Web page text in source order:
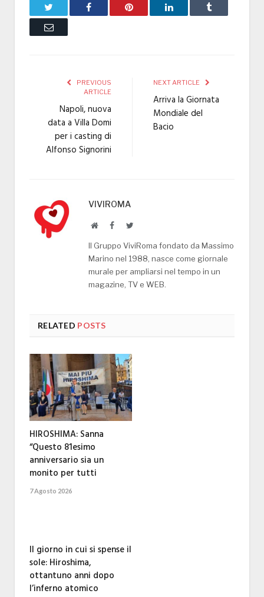
Facebook Pinterest LinkedIn Tumblr
Email
PREVIOUS
ARTICLE
Napoli, nuova
data a Villa Domi
per i casting di
Alfonso Signorini
NEXT ARTICLE
Arriva la Giornata
Mondiale del
Bacio
VIVIROMA
WebsiteFacebookTwitter
Il Gruppo ViviRoma fondato da Massimo
Marino nel 1988, nasce come giornale
murale per ampliarsi nel tempo in un
magazine, TV e WEB.
RELATED POSTS
HIROSHIMA: Sanna
“Questo 81esimo
anniversario sia un
monito per tutti
7 Agosto 2026
Il giorno in cui si spense il
sole: Hiroshima,
ottantuno anni dopo
l’inferno atomico